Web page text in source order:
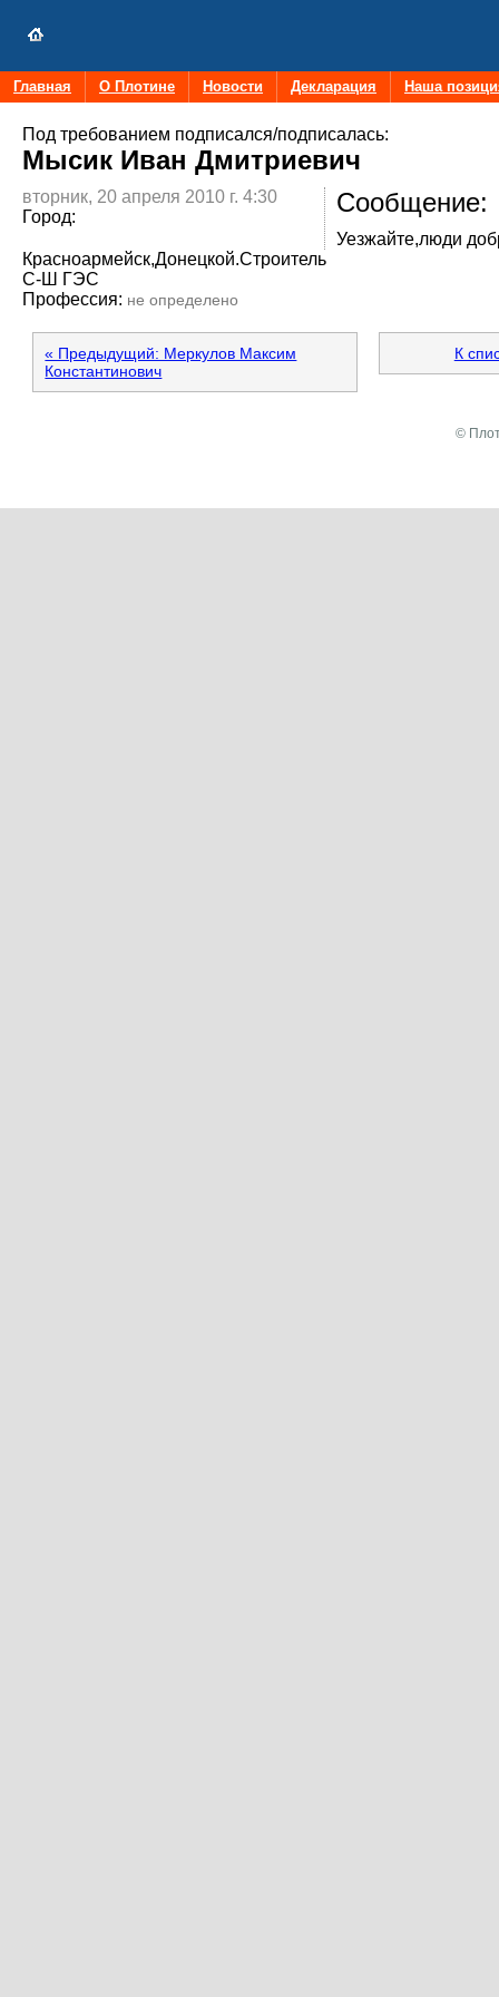
Главная О Плотине Новости Декларация Наша
Под требованием подписался/подписалась:
Мысик Иван Дмитриевич
Сообщение:
Уезжайте,люди
вторник, 20 апреля 2010 г. 4:30
Город:
Красноармейск,Донецкой.Строитель
С-Ш ГЭС
Профессия: не определено
« Предыдущий: Меркулов Максим
Константинович
К
©